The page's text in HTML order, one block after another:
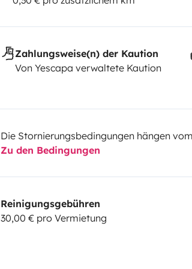
Zahlungsweise(n) der Kaution
Von Yescapa verwaltete Kaution
Die Stornierungsbedingungen hängen
Zu den Bedingungen
Reinigungsgebühren
30,00 € pro Vermietung